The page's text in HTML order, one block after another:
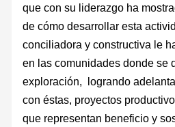
que con su liderazgo ha
de cómo desarrollar esta
conciliadora y constructiva le
en las comunidades donde se
exploración, logrando
con éstas, proyectos
que representan beneficio y